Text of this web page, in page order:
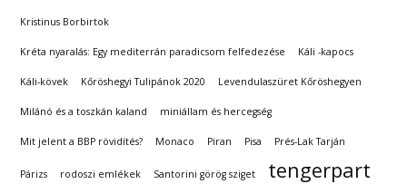
Kristinus Borbirtok
Kréta nyaralás: Egy mediterrán paradicsom felfedezése Káli -kapocs
Káli-kövek Kőröshegyi Tulipánok 2020 Levendulaszüret Kőröshegyen
Milánó és a toszkán kaland miniállam és hercegség
Mit jelent a BBP rövidítés? Monaco Piran Pisa Prés-Lak Tarján
Párizs rodoszi emlékek Santorini görög sziget tengerpart